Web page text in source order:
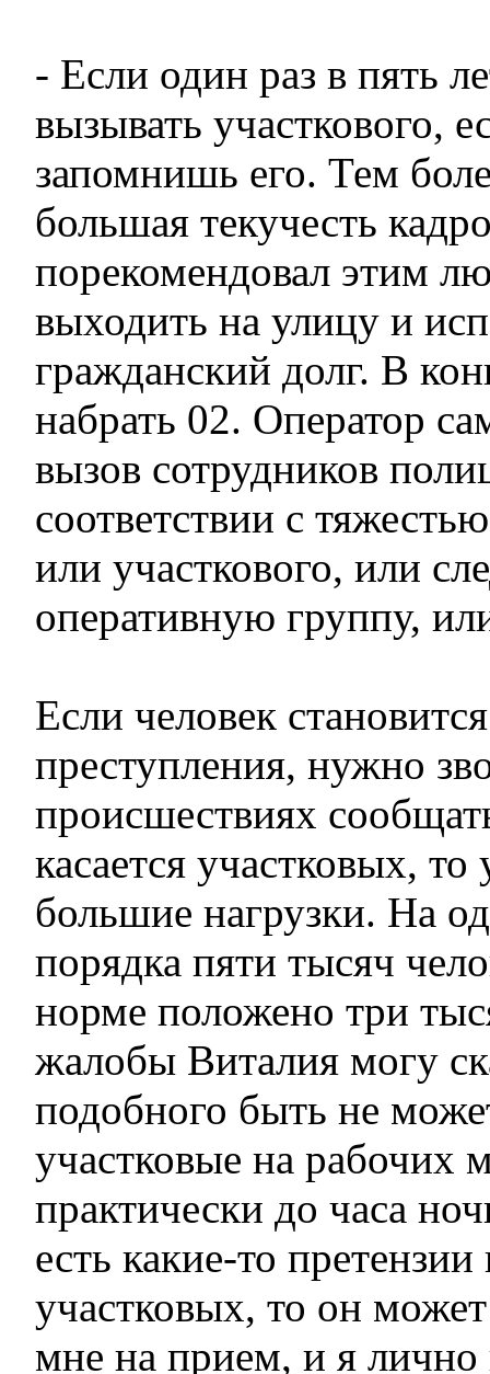
- Если один раз в пять
вызывать участкового,
запомнишь его. Тем
большая текучесть
порекомендовал этим
выходить на улицу и
гражданский долг. В
набрать 02. Оператор
вызов сотрудников
соответствии с
или участкового, или
оперативную группу,
Если человек
преступления, нужно
происшествиях
касается участковых,
большие нагрузки. На
порядка пяти тысяч
норме положено три
жалобы Виталия могу
подобного быть не
участковые на рабочих
практически до часа
есть какие-то претензии
участковых, то он может
мне на прием, и я лично